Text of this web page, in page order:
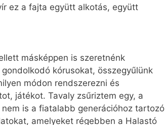
ez a fajta együtt alkotás, együtt
másképpen is szeretnénk
kórusokat, összegyűlünk
módon rendszerezni és
játékot. Tavaly zsűriztem egy, a
is a fiatalabb generációhoz tartozó
amelyeket régebben a Halastó